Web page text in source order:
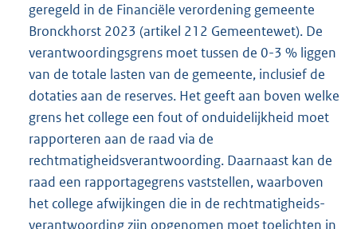
geregeld in de Financiële verordening gemeente
Bronckhorst 2023 (artikel 212 Gemeentewet). De
verantwoordingsgrens moet tussen de 0-3 % liggen
van de totale lasten van de gemeente, inclusief de
dotaties aan de reserves. Het geeft aan boven welke
grens het college een fout of onduidelijkheid moet
rapporteren aan de raad via de
rechtmatigheidsverantwoording. Daarnaast kan de
raad een rapportagegrens vaststellen, waarboven
het college afwijkingen die in de rechtmatigheids-
verantwoording zijn opgenomen moet toelichten in